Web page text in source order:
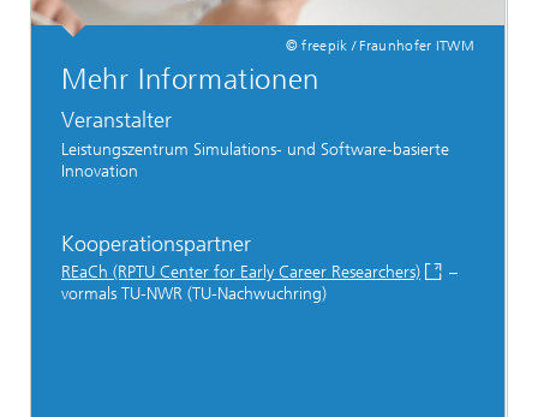
© freepik / Fraunhofer ITWM
Mehr Informationen
Veranstalter
Leistungszentrum Simulations- und Software-basierte
Innovation
Kooperationspartner
REaCh (RPTU Center for Early Career Researchers)
–
vormals TU-NWR (TU-Nachwuchring)